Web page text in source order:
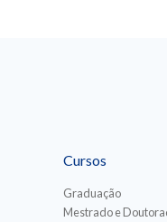
Cursos
Graduação
Mestrado e